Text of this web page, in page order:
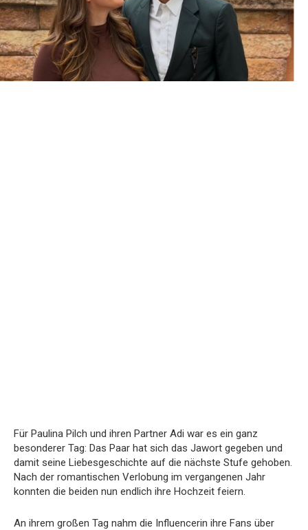
Für Paulina Pilch und ihren Partner Adi war es ein ganz
besonderer Tag: Das Paar hat sich das Jawort gegeben und
damit seine Liebesgeschichte auf die nächste Stufe gehoben.
Nach der romantischen Verlobung im vergangenen Jahr
konnten die beiden nun endlich ihre Hochzeit feiern.
An ihrem großen Tag nahm die Influencerin ihre Fans über